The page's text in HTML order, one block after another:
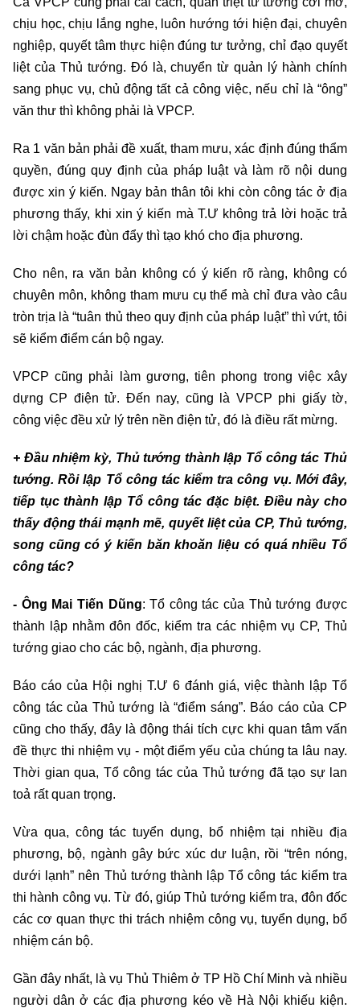
chịu học, chịu lắng nghe, luôn hướng tới hiện đại, chuyên
nghiệp, quyết tâm thực hiện đúng tư tưởng, chỉ đạo quyết
liệt của Thủ tướng. Đó là, chuyển từ quản lý hành chính
sang phục vụ, chủ động tất cả công việc, nếu chỉ là “ông”
văn thư thì không phải là VPCP.
Ra 1 văn bản phải đề xuất, tham mưu, xác định đúng thẩm
quyền, đúng quy định của pháp luật và làm rõ nội dung
được xin ý kiến. Ngay bản thân tôi khi còn công tác ở địa
phương thấy, khi xin ý kiến mà T.Ư không trả lời hoặc trả
lời chậm hoặc đùn đẩy thì tạo khó cho địa phương.
Cho nên, ra văn bản không có ý kiến rõ ràng, không có
chuyên môn, không tham mưu cụ thể mà chỉ đưa vào câu
tròn trịa là “tuân thủ theo quy định của pháp luật” thì vứt, tôi
sẽ kiểm điểm cán bộ ngay.
VPCP cũng phải làm gương, tiên phong trong việc xây
dựng CP điện tử. Đến nay, cũng là VPCP phi giấy tờ,
công việc đều xử lý trên nền điện tử, đó là điều rất mừng.
+ Đầu nhiệm kỳ, Thủ tướng thành lập Tổ công tác Thủ
tướng. Rồi lập Tổ công tác kiểm tra công vụ. Mới đây,
tiếp tục thành lập Tổ công tác đặc biệt. Điều này cho
thấy động thái mạnh mẽ, quyết liệt của CP, Thủ tướng,
song cũng có ý kiến băn khoăn liệu có quá nhiều Tổ
công tác?
- Ông Mai Tiến Dũng: Tổ công tác của Thủ tướng được
thành lập nhằm đôn đốc, kiểm tra các nhiệm vụ CP, Thủ
tướng giao cho các bộ, ngành, địa phương.
Báo cáo của Hội nghị T.Ư 6 đánh giá, việc thành lập Tổ
công tác của Thủ tướng là “điểm sáng”. Báo cáo của CP
cũng cho thấy, đây là động thái tích cực khi quan tâm vấn
đề thực thi nhiệm vụ - một điểm yếu của chúng ta lâu nay.
Thời gian qua, Tổ công tác của Thủ tướng đã tạo sự lan
toả rất quan trọng.
Vừa qua, công tác tuyển dụng, bổ nhiệm tại nhiều địa
phương, bộ, ngành gây bức xúc dư luận, rồi “trên nóng,
dưới lạnh” nên Thủ tướng thành lập Tổ công tác kiểm tra
thi hành công vụ. Từ đó, giúp Thủ tướng kiểm tra, đôn đốc
các cơ quan thực thi trách nhiệm công vụ, tuyển dụng, bổ
nhiệm cán bộ.
Gần đây nhất, là vụ Thủ Thiêm ở TP Hồ Chí Minh và nhiều
người dân ở các địa phương kéo về Hà Nội khiếu kiện.